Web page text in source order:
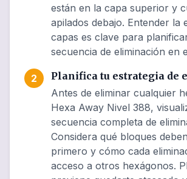
están en la capa superior y
apilados debajo. Entender la
capas es clave para
secuencia de eliminación en
2
Planifica tu estrategia de
Antes de eliminar cualquier
Hexa Away Nivel 388,
secuencia completa de
Considera qué bloques
primero y cómo cada
acceso a otros hexágonos.